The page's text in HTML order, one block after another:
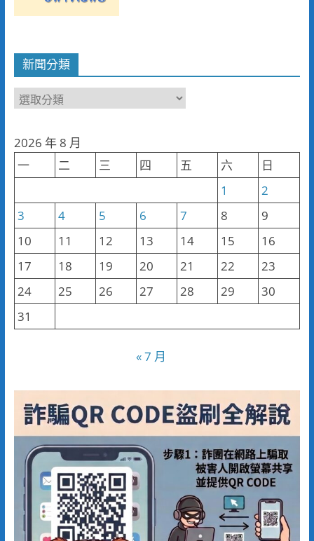
新聞分類
新
類
2026 年 8 月
一
二 三 四 五 六
日
1
2
3
4 5 6 7 8
9
10
11 12 13 14 15
16
17
18 19 20 21 22
23
24
25 26 27 28 29
30
31
« 7 月